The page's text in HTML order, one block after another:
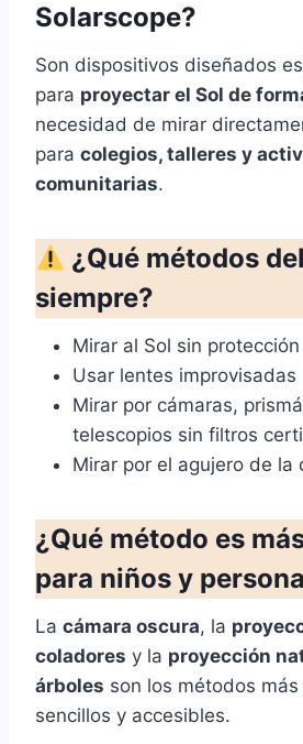
Solarscope?
Son dispositivos diseñados
para proyectar el Sol de
necesidad de mirar
para colegios, talleres y
comunitarias.
¿Qué métodos
siempre?
Mirar al Sol sin protección
Usar lentes improvisadas
Mirar por cámaras,
telescopios sin filtros
Mirar por el agujero de la
¿Qué método es
para niños y
La cámara oscura, la
coladores y la proyección
árboles son los métodos más
sencillos y accesibles.